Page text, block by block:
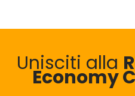
Unisciti alla
Economy